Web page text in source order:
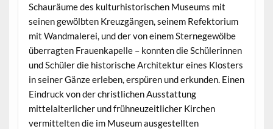
Schauräume des kulturhistorischen Museums mit
seinen gewölbten Kreuzgängen, seinem Refektorium
mit Wandmalerei, und der von einem Sternegewölbe
überragten Frauenkapelle – konnten die Schülerinnen
und Schüler die historische Architektur eines Klosters
in seiner Gänze erleben, erspüren und erkunden. Einen
Eindruck von der christlichen Ausstattung
mittelalterlicher und frühneuzeitlicher Kirchen
vermittelten die im Museum ausgestellten